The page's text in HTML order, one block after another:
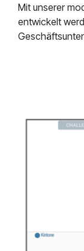
Mit unserer
entwickelt